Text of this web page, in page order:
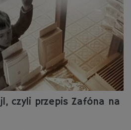
czyli przepis Zafóna na